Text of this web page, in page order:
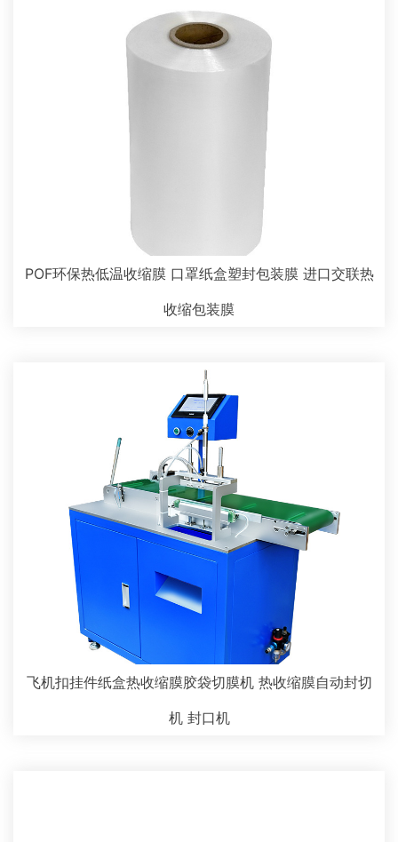
POF环保热低温收缩膜 口罩纸盒塑封包装膜 进口交联热
收缩包装膜
飞机扣挂件纸盒热收缩膜胶袋切膜机 热收缩膜自动封切
机 封口机